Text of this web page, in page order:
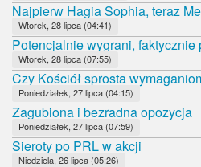
Najpierw Hagia Sophia, teraz
Wtorek, 28 lipca (04:41)
Potencjalnie wygrani, faktycznie
Wtorek, 28 lipca (07:55)
Czy Kościół sprosta
Poniedziałek, 27 lipca (04:15)
Zagubiona i bezradna opozycja
Poniedziałek, 27 lipca (07:59)
Sieroty po PRL w akcji
Niedziela, 26 lipca (05:26)